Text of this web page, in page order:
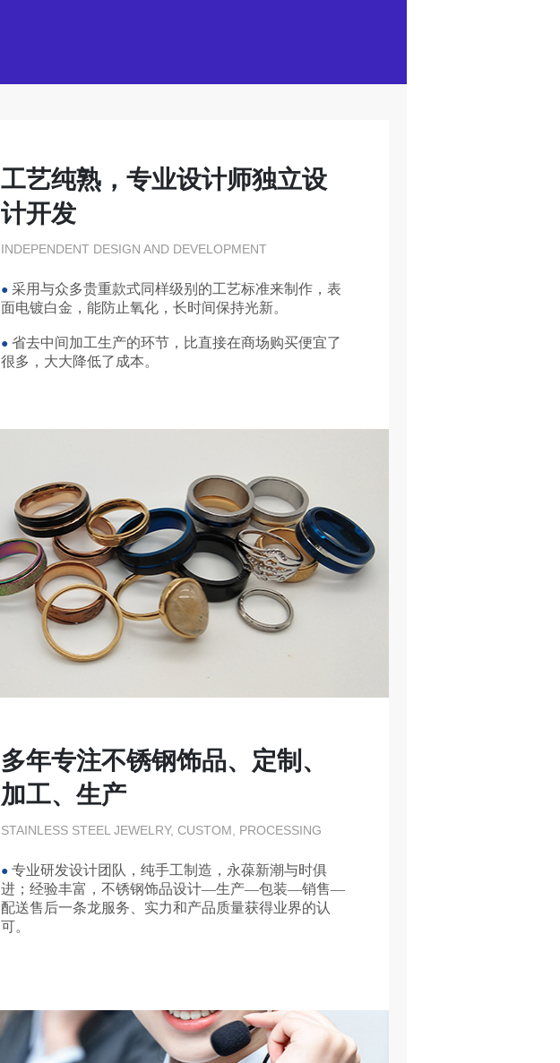
工艺纯熟，专业设计师独立设
计开发
INDEPENDENT DESIGN AND DEVELOPMENT
● 采用与众多贵重款式同样级别的工艺标准来制作，表
面电镀白金，能防止氧化，长时间保持光新。
● 省去中间加工生产的环节，比直接在商场购买便宜了
很多，大大降低了成本。
多年专注不锈钢饰品、定制、
加工、生产
STAINLESS STEEL JEWELRY, CUSTOM, PROCESSING
● 专业研发设计团队，纯手工制造，永葆新潮与时俱
进；经验丰富，不锈钢饰品设计—生产—包装—销售—
配送售后一条龙服务、实力和产品质量获得业界的认
可。